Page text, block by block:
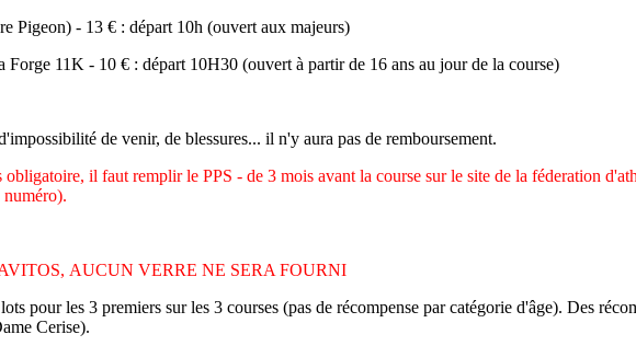
Pigeon) - 13 € : départ 10h (ouvert aux majeurs)
11K - 10 € : départ 10H30 (ouvert à partir de 16 ans au jour de la course)
de venir, de blessures... il n'y aura pas de remboursement.
il faut remplir le PPS - de 3 mois avant la course sur le site de la féderation
AUCUN VERRE NE SERA FOURNI
pour les 3 premiers sur les 3 courses (pas de récompense par catégorie d'âge). Des
Cerise).